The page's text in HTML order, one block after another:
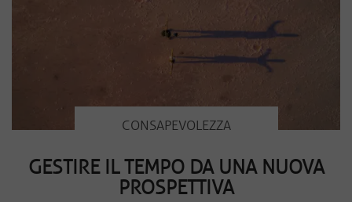
CONSAPEVOLEZZA
GESTIRE IL TEMPO DA UNA NUOVA
PROSPETTIVA